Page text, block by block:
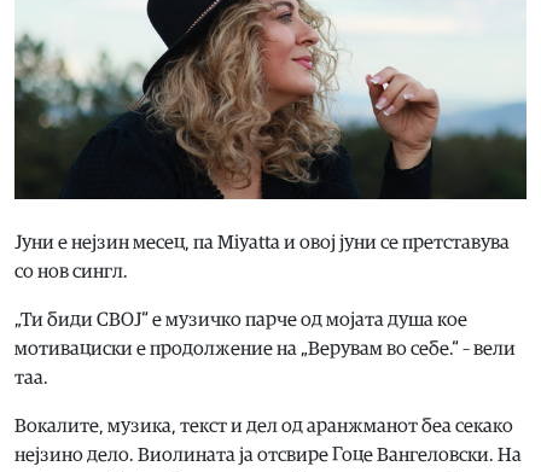
Јуни е нејзин месец, па Miyatta и овој јуни се претставува
со нов сингл.
„Ти биди СВОЈ“ е музичко парче од мојата душа кое
мотивациски е продолжение на „Верувам во себе.“ – вели
таа.
Вокалите, музика, текст и дел од аранжманот беа секако
нејзино дело. Виолината ја отсвире Гоце Вангеловски. На